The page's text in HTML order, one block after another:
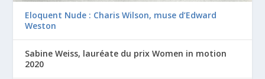
Eloquent Nude : Charis Wilson, muse d’Edward
Weston
Sabine Weiss, lauréate du prix Women in motion
2020